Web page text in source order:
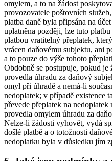
omylem, a to na žádost
provozovatele poštovních
platba daně byla připsána na
uplatněna později, lze tuto
platbou vratitelný přeplatek,
vrácen daňovému subjektu, ani
a to pouze do výše tohoto
Obdobně se postupuje, pokud je
provedla úhradu za daňový
omyl při úhradě a nemá-li
nedoplatek; v případě existence
převede přeplatek na
provedla omylem úhradu za
Nelze-li žádosti vyhovět, vydá
došlé platbě a o totožnosti
nedoplatku byla v důsledku jím